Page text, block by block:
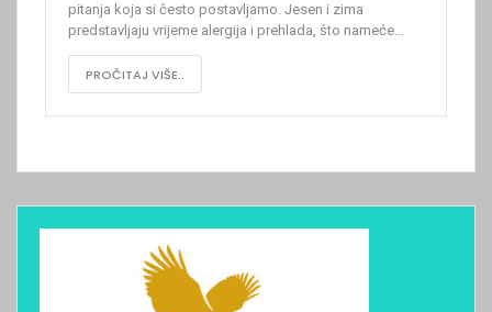
pitanja koja si često postavljamo. Jesen i zima
predstavljaju vrijeme alergija i prehlada, što nameće…
PROČITAJ VIŠE..